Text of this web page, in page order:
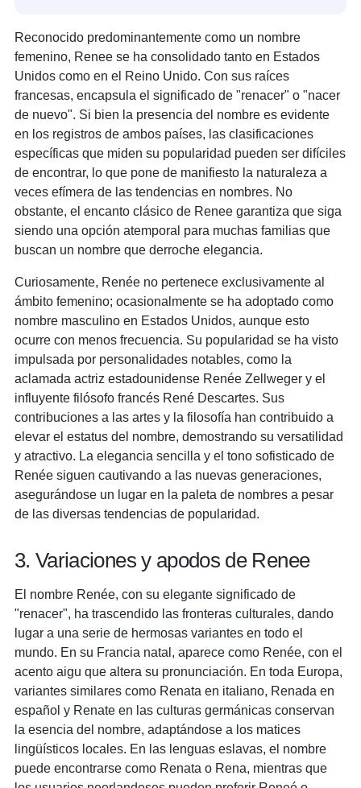
Reconocido predominantemente como un nombre
femenino, Renee se ha consolidado tanto en Estados
Unidos como en el Reino Unido. Con sus raíces
francesas, encapsula el significado de "renacer" o "nacer
de nuevo". Si bien la presencia del nombre es evidente
en los registros de ambos países, las clasificaciones
específicas que miden su popularidad pueden ser difíciles
de encontrar, lo que pone de manifiesto la naturaleza a
veces efímera de las tendencias en nombres. No
obstante, el encanto clásico de Renee garantiza que siga
siendo una opción atemporal para muchas familias que
buscan un nombre que derroche elegancia.
Curiosamente, Renée no pertenece exclusivamente al
ámbito femenino; ocasionalmente se ha adoptado como
nombre masculino en Estados Unidos, aunque esto
ocurre con menos frecuencia. Su popularidad se ha visto
impulsada por personalidades notables, como la
aclamada actriz estadounidense Renée Zellweger y el
influyente filósofo francés René Descartes. Sus
contribuciones a las artes y la filosofía han contribuido a
elevar el estatus del nombre, demostrando su versatilidad
y atractivo. La elegancia sencilla y el tono sofisticado de
Renée siguen cautivando a las nuevas generaciones,
asegurándose un lugar en la paleta de nombres a pesar
de las diversas tendencias de popularidad.
3. Variaciones y apodos de Renee
El nombre Renée, con su elegante significado de
"renacer", ha trascendido las fronteras culturales, dando
lugar a una serie de hermosas variantes en todo el
mundo. En su Francia natal, aparece como Renée, con el
acento aigu que altera su pronunciación. En toda Europa,
variantes similares como Renata en italiano, Renada en
español y Renate en las culturas germánicas conservan
la esencia del nombre, adaptándose a los matices
lingüísticos locales. En las lenguas eslavas, el nombre
puede encontrarse como Renata o Rena, mientras que